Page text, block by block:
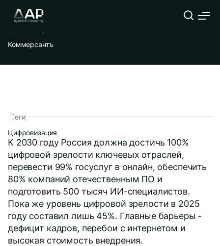
04.06.2026
Коммерсантъ
Теги
Цифровизация
К 2030 году Россия должна достичь 100%
цифровой зрелости ключевых отраслей,
перевести 99% госуслуг в онлайн, обеспечить
80% компаний отечественным ПО и
подготовить 500 тысяч ИИ-специалистов.
Пока же уровень цифровой зрелости в 2025
году составил лишь 45%. Главные барьеры -
дефицит кадров, перебои с интернетом и
высокая стоимость внедрения.